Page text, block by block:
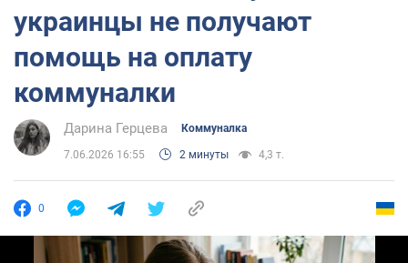
украинцы не получают
помощь на оплату
коммуналки
Дарина Герцева Коммуналка
7.06.2026 16:55 2 минуты 4,3 т.
0